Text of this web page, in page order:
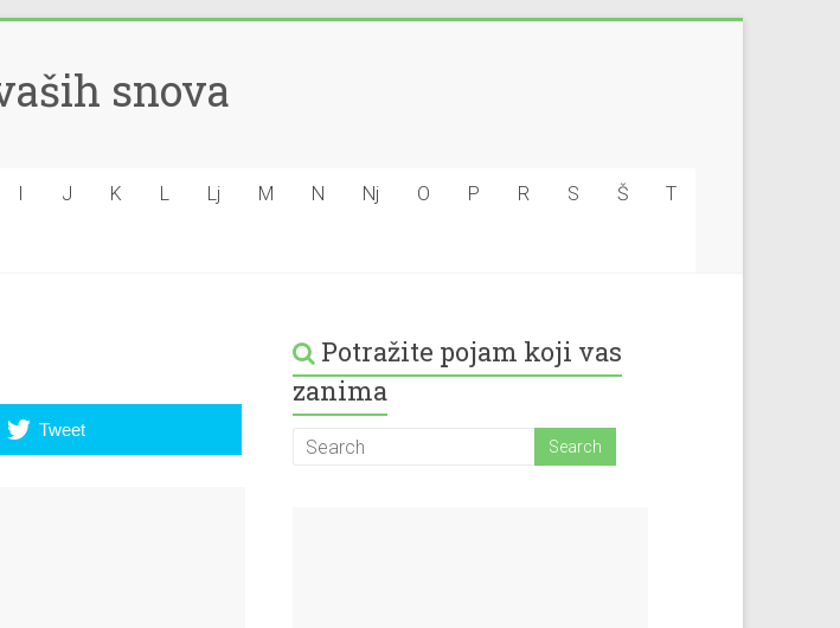
snova
I J K L Lj M N Nj O P R S Š T
Tweet
Potražite pojam koji vas
zanima